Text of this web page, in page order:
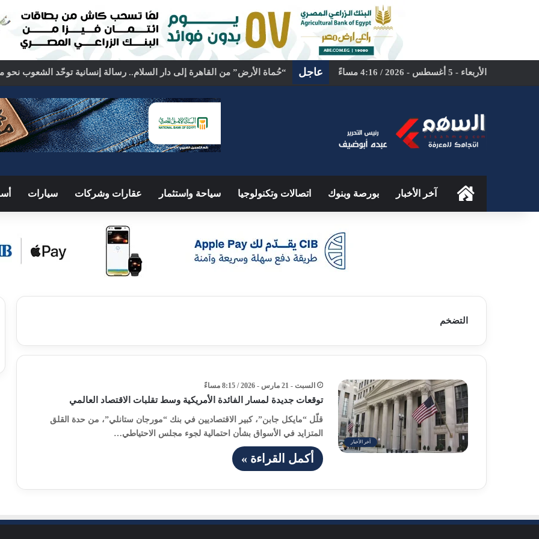
الأربعاء - 5 أغسطس - 2026 / 4:16 مساءً عاجل
الرئيسيةآخر الأخبار بورصة وبنوك اتصالات وتكنولوجيا سياحة واستثمار عقارات وشركات سيارات
التضخم
آخر الأخبار
السبت - 21 مارس - 2026 / 8:15 مساءً
توقعات جديدة لمسار الفائدة الأمريكية وسط تقلبات الاقتصاد العالمي
قلّل “مايكل جابن”، كبير الاقتصاديين في بنك “مورجان ستانلي”، من حدة القلق
المتزايد في الأسواق بشأن احتمالية لجوء مجلس الاحتياطي…
أكمل القراءة »